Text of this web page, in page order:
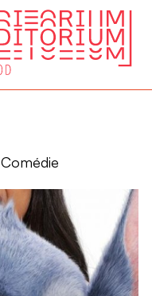
Comédie